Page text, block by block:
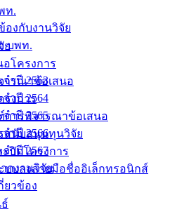
ท.
ย
โครงการ
ารณาข้อเสนอ
รงการ
ารพิจารณาข้อเสนอ
สนับสนุนทุนวิจัย
ปิดโครงการ
บบลงลายมือชื่ออิเล็กทรอนิกส์
องกับงานวิจัย
บพท.
ำปี 2563
ำปี 2564
ำปี 2565
ำปี 2566
ำปี 2567
กงานวิจัย
วข้อง